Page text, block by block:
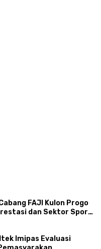
FAJI Kulon Progo
dan Sektor Sport
Imipas Evaluasi